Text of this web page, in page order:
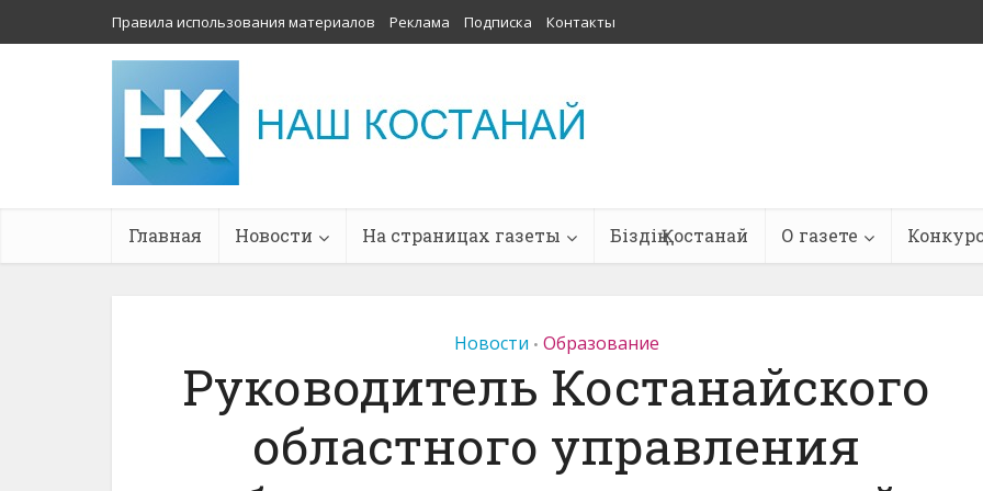
Правила использования материалов Реклама Подписка Контакты
Главная Новости На страницах газеты Біздің Қостанай О газете
Новости • Образование
Руководитель Костанайского
областного управления